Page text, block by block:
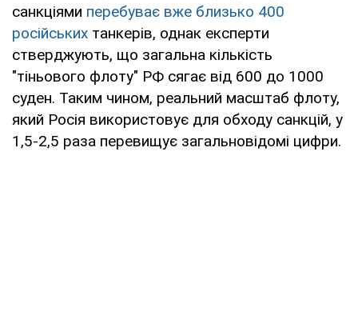
санкціями перебуває вже близько 400
російських танкерів, однак експерти
стверджують, що загальна кількість
"тіньового флоту" РФ сягає від 600 до 1000
суден. Таким чином, реальний масштаб флоту,
який Росія використовує для обходу санкцій, у
1,5-2,5 раза перевищує загальновідомі цифри.